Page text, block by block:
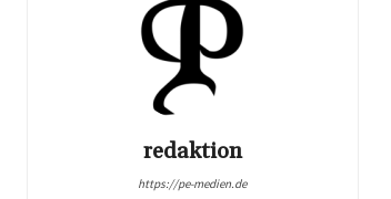
redaktion
https://pe-medien.de